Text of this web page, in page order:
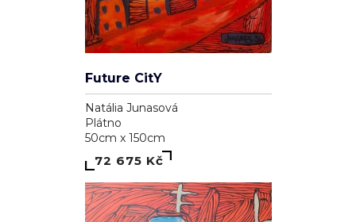
Future CitY
Natália Junasová
Plátno
50cm x 150cm
72 675 Kč